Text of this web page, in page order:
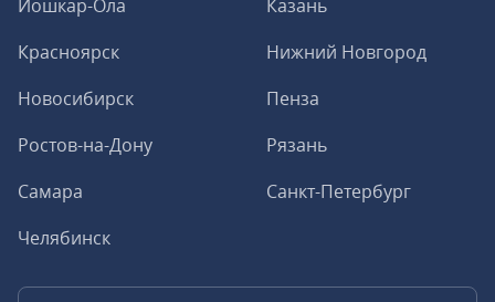
Йошкар-Ола
Казань
Красноярск
Нижний Новгород
Новосибирск
Пенза
Ростов-на-Дону
Рязань
Самара
Санкт-Петербург
Челябинск